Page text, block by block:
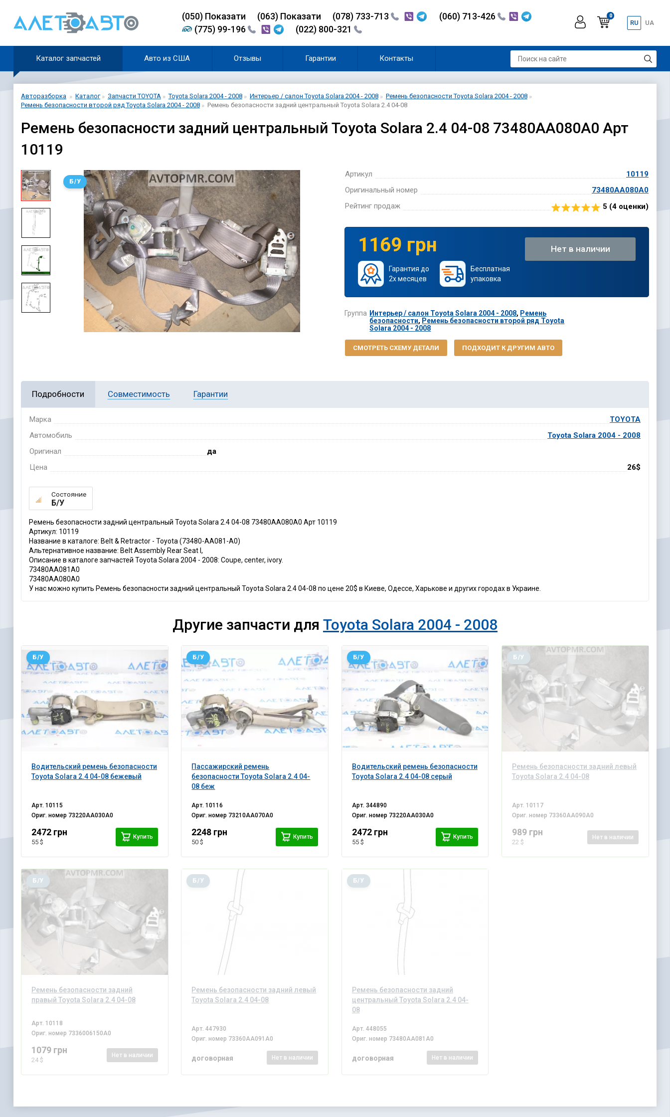
(050)Показати (063) Показати (078) 733-713
(060) 713-426
(775) 99-196
(022) 800-321
0
RU UA
Каталог запчастей Авто из США Отзывы Гарантии Контакты
Авторазборка Каталог Запчасти TOYOTA Toyota Solara 2004 - 2008 Интерьер / салон Toyota Solara 2004 - 2008
Ремень безопасности Toyota Solara 2004 - 2008
Ремень безопасности второй ряд Toyota Solara 2004 - 2008
Ремень безопасности задний центральный Toyota Solara 2.4 04-08
Ремень безопасности задний центральный Toyota Solara 2.4 04-08 73480AA080A0 Арт
10119
Б/У
Артикул
10119
Оригинальный номер
73480AA080A0
Рейтинг продаж
5 (4 оценки)
1169 грн
Гарантия до
2х месяцев
Бесплатная
упаковка
Нет в наличии
Группа Интерьер / салон Toyota Solara 2004 - 2008, Ремень
безопасности, Ремень безопасности второй ряд Toyota
Solara 2004 - 2008
СМОТРЕТЬ СХЕМУ ДЕТАЛИ ПОДХОДИТ К ДРУГИМ АВТО
Подробности Совместимость Гарантии
Марка
TOYOTA
Автомобиль
Toyota Solara 2004 - 2008
Оригинал
да
Цена
26$
Состояние
Б/У
Ремень безопасности задний центральный Toyota Solara 2.4 04-08 73480AA080A0 Арт 10119
Артикул: 10119
Название в каталоге: Belt & Retractor - Toyota (73480-AA081-A0)
Альтернативное название: Belt Assembly Rear Seat I,
Описание в каталоге запчастей Toyota Solara 2004 - 2008: Coupe, center, ivory.
73480AA081A0
73480AA080A0
У нас можно купить Ремень безопасности задний центральный Toyota Solara 2.4 04-08 по цене 20$ в Киеве, Одессе, Харькове и других городах в Украине.
Другие запчасти для Toyota Solara 2004 - 2008
Водительский ремень безопасности
Toyota Solara 2.4 04-08 бежевый
Б/У
Арт.10115
Ориг. номер 73220AA030A0
2472 грн
55 $
Купить
Пассажирский ремень
безопасности Toyota Solara 2.4 04-
08 беж
Б/У
Арт.10116
Ориг. номер 73210AA070A0
2248 грн
50 $
Купить
Водительский ремень безопасности
Toyota Solara 2.4 04-08 серый
Б/У
Арт. 344890
Ориг. номер 73220AA030A0
2472 грн
55 $
Купить
Ремень безопасности задний левый
Toyota Solara 2.4 04-08
Б/У
Арт. 10117
Ориг. номер 73360AA090A0
989 грн
22 $
Нет в наличии
Ремень безопасности задний
правый Toyota Solara 2.4 04-08
Б/У
Арт. 10118
Ориг. номер 7336006150A0
1079 грн
24 $
Нет в наличии
Ремень безопасности задний левый
Toyota Solara 2.4 04-08
Б/У
Арт.447930
Ориг. номер 73360AA091A0
договорная Нет в наличии
Ремень безопасности задний
центральный Toyota Solara 2.4 04-
08
Б/У
Арт. 448055
Ориг. номер 73480AA081A0
договорная Нет в наличии